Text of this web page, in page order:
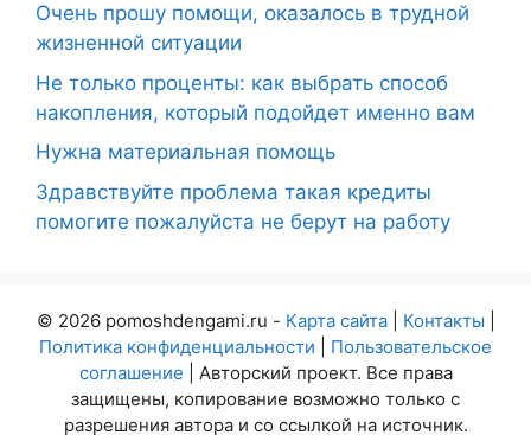
Очень прошу помощи, оказалось в трудной
жизненной ситуации
Не только проценты: как выбрать способ
накопления, который подойдет именно вам
Нужна материальная помощь
Здравствуйте проблема такая кредиты
помогите пожалуйста не берут на работу
© 2026 pomoshdengami.ru - Карта сайта| Контакты
Политика конфиденциальности
Пользовательское
соглашение | Авторский проект. Все права
защищены, копирование возможно только с
разрешения автора и со ссылкой на источник.